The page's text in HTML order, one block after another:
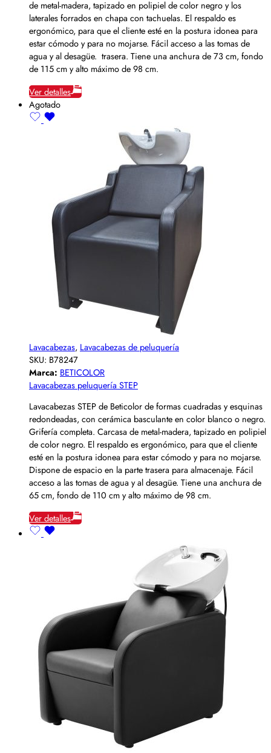
de metal-madera, tapizado en polipiel de color negro y los
laterales forrados en chapa con tachuelas. El respaldo es
ergonómico, para que el cliente esté en la postura idonea para
estar cómodo y para no mojarse. Fácil acceso a las tomas de
agua y al desagüe. trasera. Tiene una anchura de 73 cm, fondo
de 115 cm y alto máximo de 98 cm.
Ver detalles
Agotado
Lavacabezas, Lavacabezas de peluquería
SKU: B78247
Marca: BETICOLOR
Lavacabezas peluquería STEP
Lavacabezas STEP de Beticolor de formas cuadradas y esquinas
redondeadas, con cerámica basculante en color blanco o negro.
Grifería completa. Carcasa de metal-madera, tapizado en polipiel
de color negro. El respaldo es ergonómico, para que el cliente
esté en la postura idonea para estar cómodo y para no mojarse.
Dispone de espacio en la parte trasera para almacenaje. Fácil
acceso a las tomas de agua y al desagüe. Tiene una anchura de
65 cm, fondo de 110 cm y alto máximo de 98 cm.
Ver detalles